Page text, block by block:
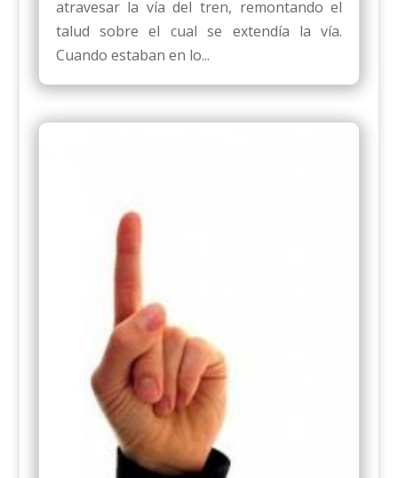
atravesar la vía del tren, remontando el
talud sobre el cual se extendía la vía.
Cuando estaban en lo...